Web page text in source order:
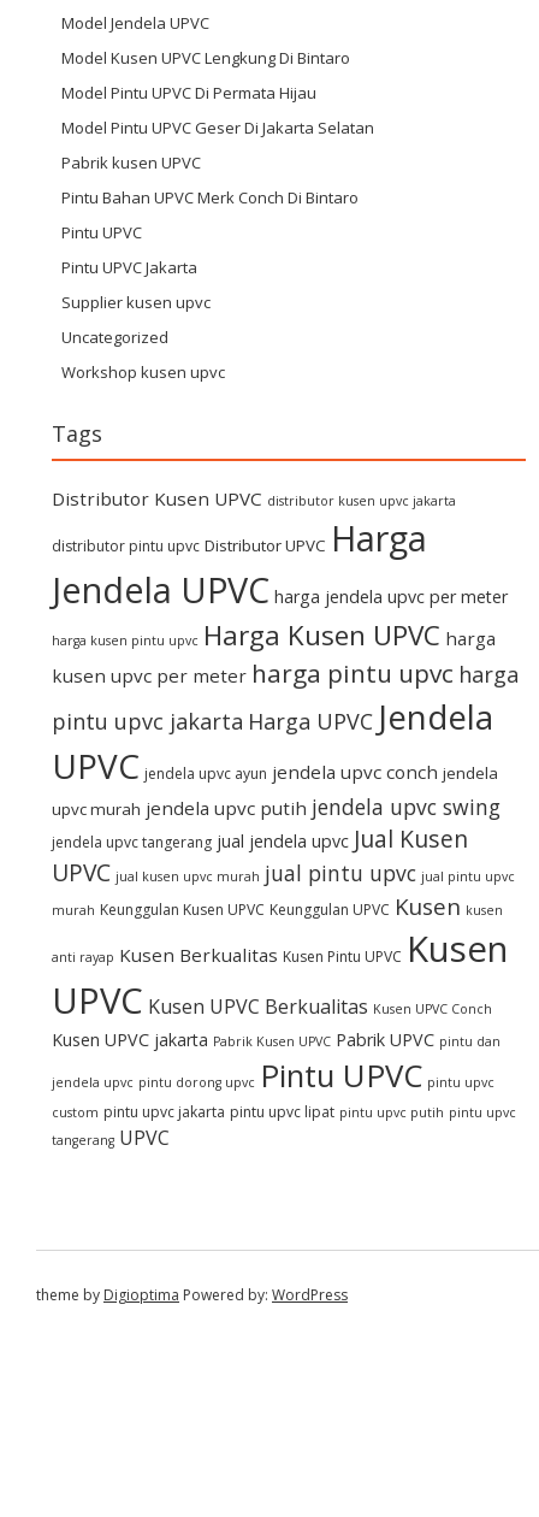
Model Jendela UPVC
Model Kusen UPVC Lengkung Di Bintaro
Model Pintu UPVC Di Permata Hijau
Model Pintu UPVC Geser Di Jakarta Selatan
Pabrik kusen UPVC
Pintu Bahan UPVC Merk Conch Di Bintaro
Pintu UPVC
Pintu UPVC Jakarta
Supplier kusen upvc
Uncategorized
Workshop kusen upvc
Tags
Distributor Kusen UPVC distributor kusen upvc jakarta
distributor pintu upvc Distributor UPVC Harga
Jendela UPVC harga jendela upvc per meter
harga kusen pintu upvc Harga Kusen UPVC harga
kusen upvc per meter harga pintu upvc harga
pintu upvc jakarta Harga UPVC Jendela
UPVC jendela upvc ayun jendela upvc conch jendela
upvc murah jendela upvc putih jendela upvc swing
jendela upvc tangerang jual jendela upvc Jual Kusen
UPVC jual kusen upvc murah jual pintu upvc jual pintu upvc
murah Keunggulan Kusen UPVC Keunggulan UPVC Kusen kusen
anti rayap Kusen Berkualitas Kusen Pintu UPVC Kusen
UPVC Kusen UPVC Berkualitas Kusen UPVC Conch
Kusen UPVC jakarta Pabrik Kusen UPVC Pabrik UPVC pintu dan
jendela upvc pintu dorong upvc Pintu UPVC pintu upvc
custom pintu upvc jakarta pintu upvc lipat pintu upvc putih pintu upvc
tangerang UPVC
theme by Digioptima Powered by: WordPress